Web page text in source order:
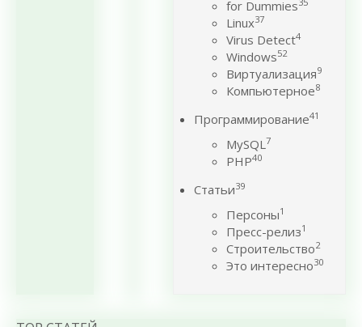
for Dummies
Linux37
Virus Detect4
Windows52
Виртуализация9
Компьютерное8
Программирование41
MySQL7
PHP40
Статьи39
Персоны1
Пресс-релиз1
Строительство2
Это интересно30